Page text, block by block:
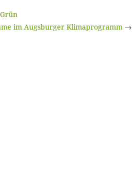
im Augsburger Klimaprogramm→